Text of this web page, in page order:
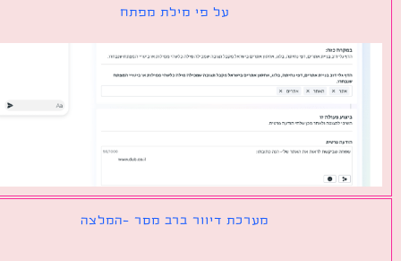
על פי מילת מפתח
מערכת דיוור ברב מסר -המלצה